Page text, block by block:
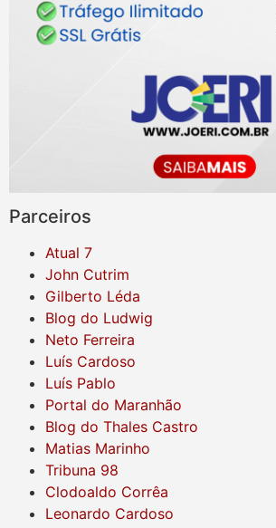
Parceiros
Atual 7
John Cutrim
Gilberto Léda
Blog do Ludwig
Neto Ferreira
Luís Cardoso
Luís Pablo
Portal do Maranhão
Blog do Thales Castro
Matias Marinho
Tribuna 98
Clodoaldo Corrêa
Leonardo Cardoso